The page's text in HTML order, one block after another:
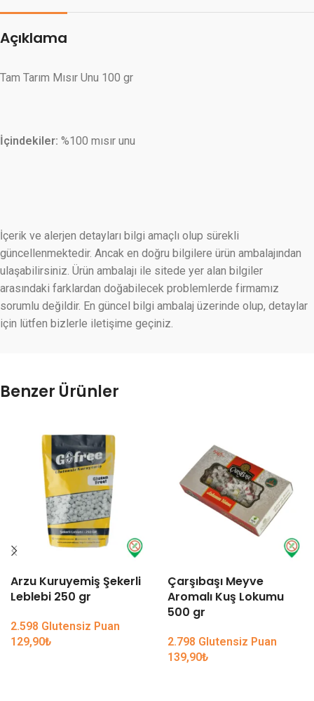
Açıklama
Tam Tarım Mısır Unu 100 gr
İçindekiler: %100 mısır unu
İçerik ve alerjen detayları bilgi amaçlı olup sürekli
güncellenmektedir. Ancak en doğru bilgilere ürün ambalajından
ulaşabilirsiniz. Ürün ambalajı ile sitede yer alan bilgiler
arasındaki farklardan doğabilecek problemlerde firmamız
sorumlu değildir. En güncel bilgi ambalaj üzerinde olup, detaylar
için lütfen bizlerle iletişime geçiniz.
Benzer Ürünler
Arzu Kuruyemiş Şekerli
Leblebi 250 gr
2.598 Glutensiz Puan
129,90₺
Çarşıbaşı Meyve
Aromalı Kuş Lokumu
500 gr
2.798 Glutensiz Puan
139,90₺